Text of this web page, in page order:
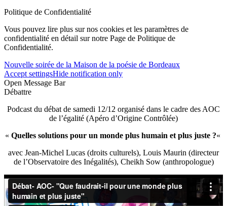
Politique de Confidentialité
Vous pouvez lire plus sur nos cookies et les paramètres de
confidentialité en détail sur notre Page de Politique de
Confidentialité.
Nouvelle soirée de la Maison de la poésie de Bordeaux
Accept settingsHide notification only
Open Message Bar
Débattre
Podcast du débat de samedi 12/12 organisé dans le cadre des AOC
de l’égalité (Apéro d’Origine Contrôlée)
« Quelles solutions pour un monde plus humain et plus juste ?«
avec Jean-Michel Lucas (droits culturels), Louis Maurin (directeur
de l’Observatoire des Inégalités), Cheikh Sow (anthropologue)